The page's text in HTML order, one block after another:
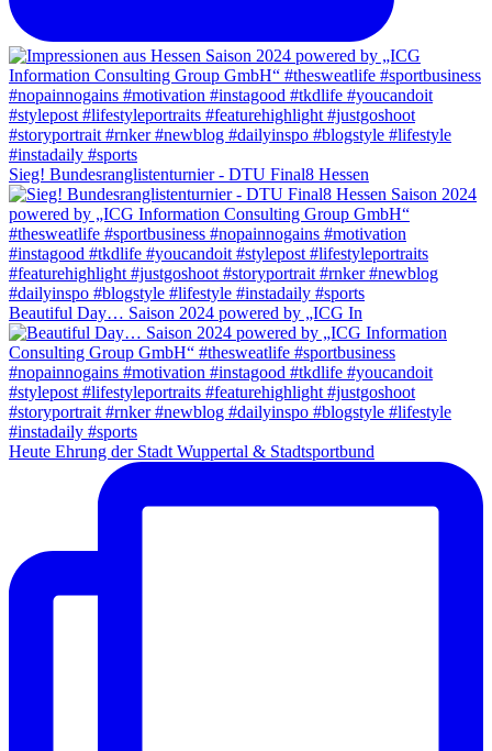
Sieg! Bundesranglistenturnier - DTU Final8 Hessen
Beautiful Day… Saison 2024 powered by „ICG In
Heute Ehrung der Stadt Wuppertal & Stadtsportbund